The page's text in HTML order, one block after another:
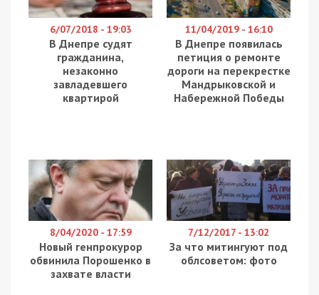
Поліцейські ліквідували злочинну групу, яка
організувала масштабну шахрайську схему,
кредитів, а потім “утилізували” неіснуючі запаси.
Про це повідомляє
49000з посиланням на
Нацполіцію України.
За даними Департаменту стратегічних
розслідувань, до складу злочинної групи
входили бенефіціарні власники компаній-
нерезидентів та генеральний директор